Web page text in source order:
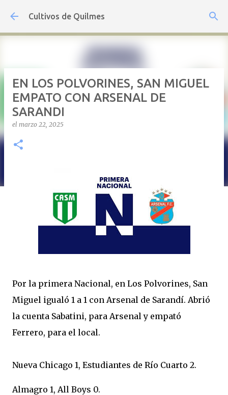
Ir al contenido principal
Cultivos de Quilmes
EN LOS POLVORINES, SAN MIGUEL
EMPATO CON ARSENAL DE
SARANDI
el marzo 22, 2025
Por la primera Nacional, en Los Polvorines, San
Miguel igualó 1 a 1 con Arsenal de Sarandí. Abrió
la cuenta Sabatini, para Arsenal y empató
Ferrero, para el local.
Nueva Chicago 1, Estudiantes de Río Cuarto 2.
Almagro 1, All Boys 0.